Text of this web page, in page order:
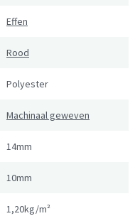
Effen
Rood
Polyester
Machinaal geweven
14mm
10mm
1,20kg/m²